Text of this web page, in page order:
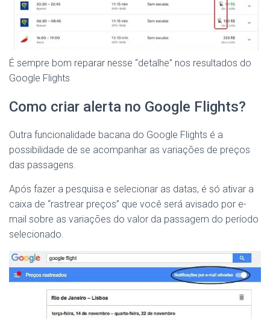
É sempre bom reparar nesse “detalhe” nos resultados do
Google Flights
Como criar alerta no Google Flights?
Outra funcionalidade bacana do Google Flights é a
possibilidade de se acompanhar as variações de preços
das passagens.
Após fazer a pesquisa e selecionar as datas, é só ativar a
caixa de “rastrear preços” que você será avisado por e-
mail sobre as variações do valor da passagem do período
selecionado.